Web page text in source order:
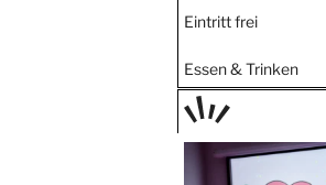
Eintritt frei
Essen & Trinken
TAGE
STIPP